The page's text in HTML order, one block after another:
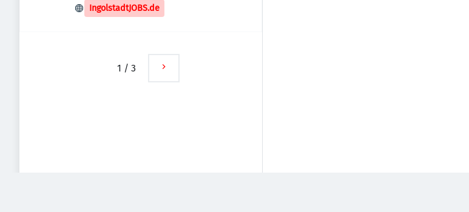
der Donau, Deutschland
IngolstadtJOBS.de
1 / 3